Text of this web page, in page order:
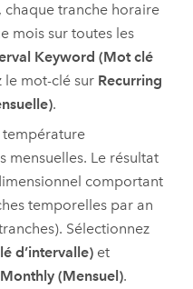
chaque tranche horaire
mois sur toutes les
Keyword (Mot clé
le mot-clé sur Recurring
.
température
mensuelles. Le résultat
comportant
temporelles par an
Sélectionnez
d’intervalle) et
Monthly (Mensuel).